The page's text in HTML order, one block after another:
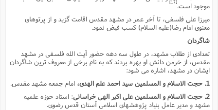
موجود است.
میرزا على فلسفى، تا آخر عمر در مشهد مقدس اقامت گزید و از پرتوهاى
معنوى امام رضا(علیه السلام) کسب فیض نمود.
شاگردان
تعدادى از طلاب مشهد، در طول سه دهه حضور آیت الله فلسفى در مشهد
مقدس، از خرمن دانش او بهره بردند که به نام برخى از معروف ترین شاگردان
ایشان در مشهد، اشاره مى شود:
1. حجت الاسلام و المسلمین سید احمد علم الهدى،
امام جمعه مشهد مقدس.
2. حجت الاسلام و المسلمین على اکبر الهى خراسانى
: استاد حوزه علمیه
مشهد و مدیر عامل بنیاد پژوهشهاى اسلامى آستان قدس رضوى.